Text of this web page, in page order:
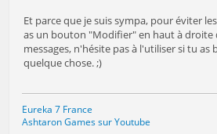
Et parce que je suis sympa, pour éviter
as un bouton "Modifier" en haut à droite
messages, n'hésite pas à l'utiliser si tu as
quelque chose. ;)
Eureka 7 France
Ashtaron Games sur Youtube